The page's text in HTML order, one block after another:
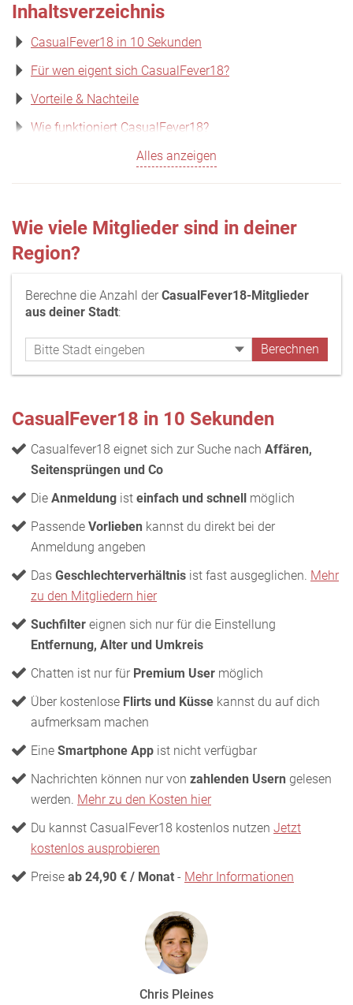
Inhaltsverzeichnis
CasualFever18 in 10 Sekunden
Für wen eigent sich CasualFever18?
Vorteile & Nachteile
Wie funktioniert CasualFever18?
Alles anzeigen
Wie viele Mitglieder sind in deiner
Region?
Berechne die Anzahl der CasualFever18-Mitglieder
aus deiner Stadt:
CasualFever18 in 10 Sekunden
Casualfever18 eignet sich zur Suche nach Affären,
Seitensprüngen und Co
Die Anmeldung ist einfach und schnell möglich
Passende Vorlieben kannst du direkt bei der
Anmeldung angeben
Das Geschlechterverhältnis ist fast ausgeglichen. Mehr
zu den Mitgliedern hier
Suchfilter eignen sich nur für die Einstellung
Entfernung, Alter und Umkreis
Chatten ist nur für Premium User möglich
Über kostenlose Flirts und Küsse kannst du auf dich
aufmerksam machen
Eine Smartphone App ist nicht verfügbar
Nachrichten können nur von zahlenden Usern gelesen
werden. Mehr zu den Kosten hier
Du kannst CasualFever18 kostenlos nutzen Jetzt
kostenlos ausprobieren
Preise ab 24,90 € / Monat - Mehr Informationen
Chris Pleines